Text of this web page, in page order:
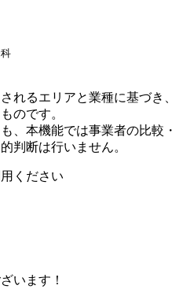
れるエリアと業種に基づき、
のです。
、本機能では事業者の比較・
判断は行いません。
ください
います！